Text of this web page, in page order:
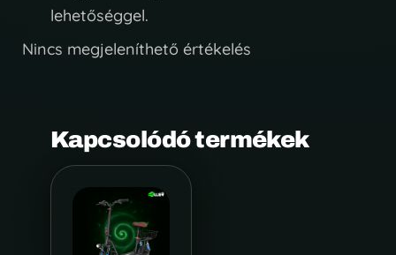
lehetőséggel.
Nincs megjeleníthető értékelés
Kapcsolódó termékek